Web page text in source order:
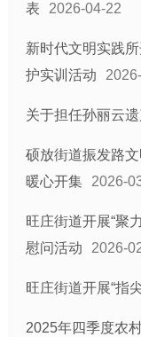
表
2026-04-22
新时代文明实践
护实训活动
关于担任孙丽云
硕放街道振发路
暖心开集
2026-
旺庄街道开展“聚
慰问活动
2026-
旺庄街道开展“指
2025年四季度农